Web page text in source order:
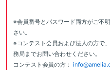
※会員番号とパスワード両方がご不
さい。
※コンテスト会員および法人の方で
務局までお問い合わせください。
コンテスト会員の方：